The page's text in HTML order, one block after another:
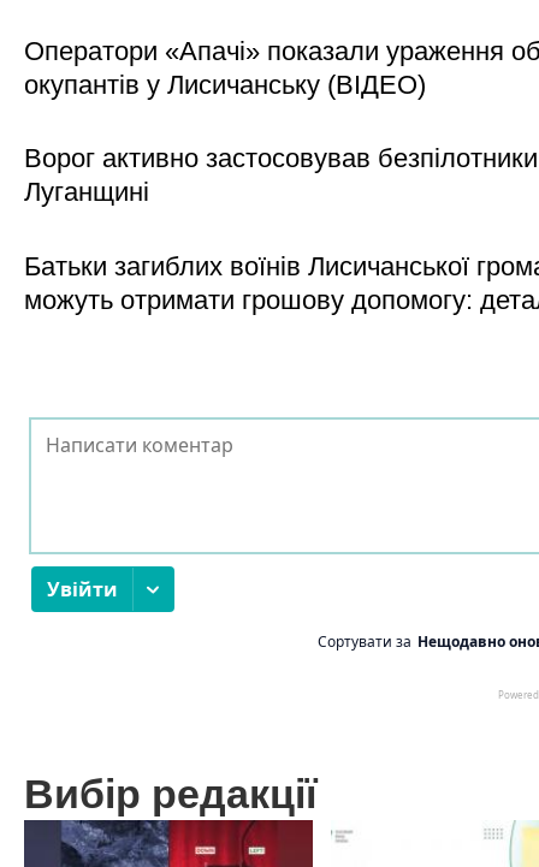
Оператори «Апачі» показали ураження
окупантів у Лисичанську (ВІДЕО)
Ворог активно застосовував
Луганщині
Батьки загиблих воїнів Лисичанської
можуть отримати грошову допомогу:
Вибір редакції